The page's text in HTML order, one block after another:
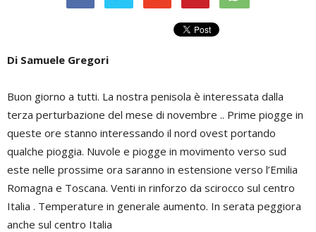
Di Samuele Gregori
Buon giorno a tutti. La nostra penisola è interessata dalla
terza perturbazione del mese di novembre .. Prime piogge in
queste ore stanno interessando il nord ovest portando
qualche pioggia. Nuvole e piogge in movimento verso sud
este nelle prossime ora saranno in estensione verso l’Emilia
Romagna e Toscana. Venti in rinforzo da scirocco sul centro
Italia . Temperature in generale aumento. In serata peggiora
anche sul centro Italia